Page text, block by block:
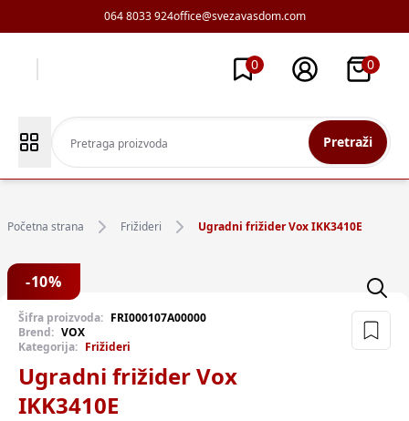
064 8033 924office@svezavasdom.com
0 0
Pretraži
Početna strana Frižideri Ugradni frižider Vox IKK3410E
-10%
Šifra proizvoda: FRI000107A00000
Brend: VOX
Kategorija: Frižideri
Ugradni frižider Vox
IKK3410E